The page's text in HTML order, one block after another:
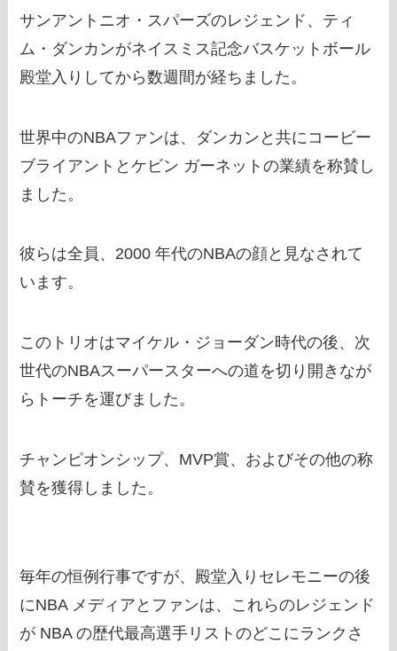
サンアントニオ・スパーズのレジェンド、ティ
ム・ダンカンがネイスミス記念バスケットボール
殿堂入りしてから数週間が経ちました。
世界中のNBAファンは、ダンカンと共にコービー
ブライアントとケビン ガーネットの業績を称賛し
ました。
彼らは全員、2000 年代のNBAの顔と見なされて
います。
このトリオはマイケル・ジョーダン時代の後、次
世代のNBAスーパースターへの道を切り開きなが
らトーチを運びました。
チャンピオンシップ、MVP賞、およびその他の称
賛を獲得しました。
毎年の恒例行事ですが、殿堂入りセレモニーの後
にNBA メディアとファンは、これらのレジェンド
が NBA の歴代最高選手リストのどこにランクさ